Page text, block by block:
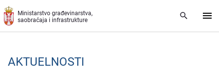
Preskoči na glavni deo sadržaja
Ministarstvo građevinarstva,
saobraćaja i infrastrukture
AKTUELNOSTI